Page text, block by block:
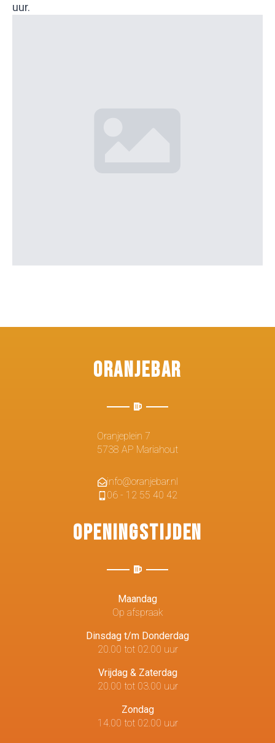
uur.
Oranjebar
Oranjeplein 7
5738 AP Mariahout
info@oranjebar.nl
06 - 12 55 40 42
Openingstijden
Maandag
Op afspraak
Dinsdag t/m Donderdag
20.00 tot 02.00 uur
Vrijdag & Zaterdag
20.00 tot 03.00 uur
Zondag
14.00 tot 02.00 uur